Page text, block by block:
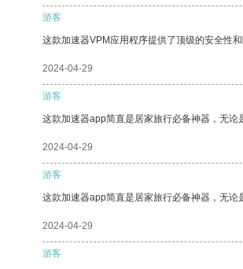
游客
这款加速器VPM应用程序提供了顶级的安全性和
2024-04-29
游客
这款加速器app简直是居家旅行必备神器，无论
2024-04-29
游客
这款加速器app简直是居家旅行必备神器，无论
2024-04-29
游客